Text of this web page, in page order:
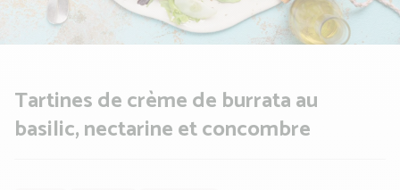
Tartines de crème de burrata au
basilic, nectarine et concombre